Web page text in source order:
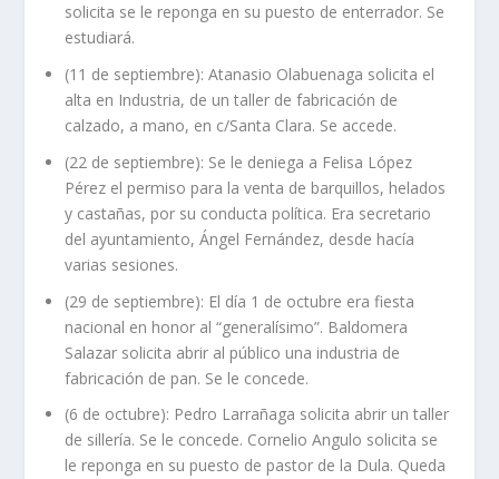
solicita se le reponga en su puesto de enterrador. Se
estudiará.
(11 de septiembre): Atanasio Olabuenaga solicita el
alta en Industria, de un taller de fabricación de
calzado, a mano, en c/Santa Clara. Se accede.
(22 de septiembre): Se le deniega a Felisa López
Pérez el permiso para la venta de barquillos, helados
y castañas, por su conducta política. Era secretario
del ayuntamiento, Ángel Fernández, desde hacía
varias sesiones.
(29 de septiembre): El día 1 de octubre era fiesta
nacional en honor al “generalísimo”. Baldomera
Salazar solicita abrir al público una industria de
fabricación de pan. Se le concede.
(6 de octubre): Pedro Larrañaga solicita abrir un taller
de sillería. Se le concede. Cornelio Angulo solicita se
le reponga en su puesto de pastor de la Dula. Queda